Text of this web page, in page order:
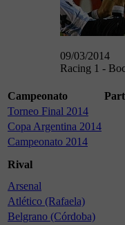
09/03/2014
Racing 1 -
Campeonato
Torneo Final 2014
Copa Argentina 2014
Campeonato 2014
Rival
Arsenal
Atlético (Rafaela)
Belgrano (Córdoba)